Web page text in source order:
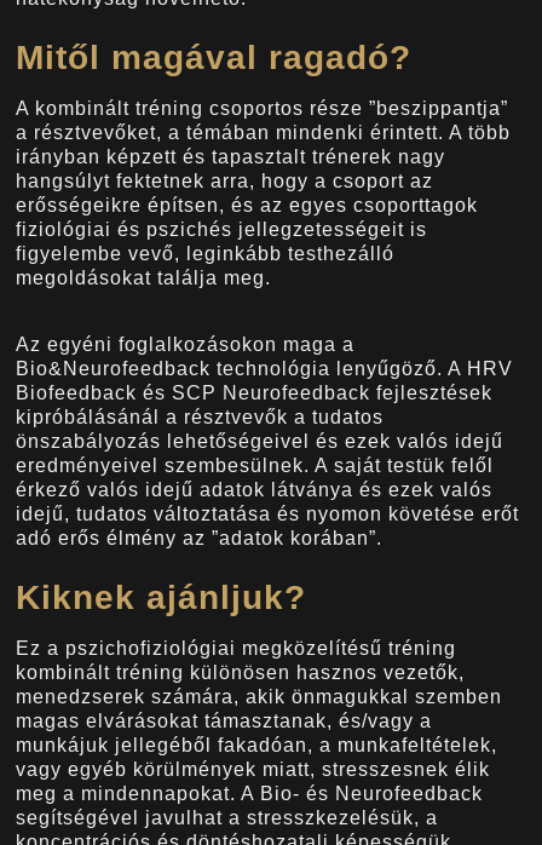
Mitől magával ragadó?
A kombinált tréning csoportos része ”beszippantja”
a résztvevőket, a témában mindenki érintett. A több
irányban képzett és tapasztalt trénerek nagy
hangsúlyt fektetnek arra, hogy a csoport az
erősségeikre építsen, és az egyes csoporttagok
fiziológiai és pszichés jellegzetességeit is
figyelembe vevő, leginkább testhezálló
megoldásokat találja meg.
Az egyéni foglalkozásokon maga a
Bio&Neurofeedback technológia lenyűgöző. A HRV
Biofeedback és SCP Neurofeedback fejlesztések
kipróbálásánál a résztvevők a tudatos
önszabályozás lehetőségeivel és ezek valós idejű
eredményeivel szembesülnek. A saját testük felől
érkező valós idejű adatok látványa és ezek valós
idejű, tudatos változtatása és nyomon követése erőt
adó erős élmény az ”adatok korában”.
Kiknek ajánljuk?
Ez a pszichofiziológiai megközelítésű tréning
kombinált tréning különösen hasznos vezetők,
menedzserek számára, akik önmagukkal szemben
magas elvárásokat támasztanak, és/vagy a
munkájuk jellegéből fakadóan, a munkafeltételek,
vagy egyéb körülmények miatt, stresszesnek élik
meg a mindennapokat. A Bio- és Neurofeedback
segítségével javulhat a stresszkezelésük, a